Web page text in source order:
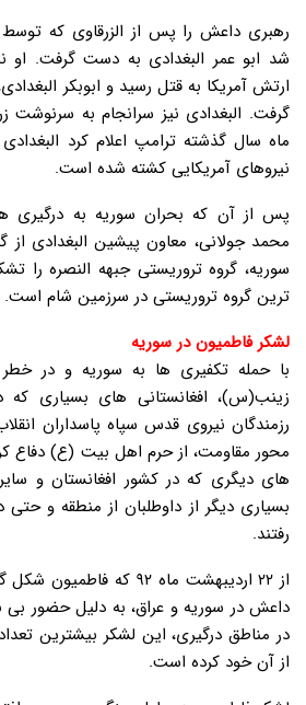
رهبری داعش را پس از الزرقاوی که توسط
ارتش آمریکا به قتل رسید و ابوبکر
گرفت. البغدادی نیز سرانجام به سرنوشت
ماه سال گذشته ترامپ اعلام کرد
نیروهای آمریکایی کشته شده است.
پس از آن که بحران سوریه به درگیری
محمد جولانی، معاون پیشین البغدادی
سوریه، گروه تروریستی جبهه النصره را
ترین گروه تروریستی در سرزمین شام است.
لشکر فاطمیون در سوریه
با حمله تکفیری ها به سوریه و در
زینب(س)، افغانستانی های بسیاری که
رزمندگان نیروی قدس سپاه پاسداران
محور مقاومت، از حرم اهل بیت (ع) دفاع
های دیگری که در کشور افغانستان و سایر
بسیاری دیگر از داوطلبان از منطقه و حتی
رفتند.
از ۲۲ اردیبهشت ماه ۹۲
داعش در سوریه و عراق، به دلیل حضور بی
در مناطق درگیری، این لشکر بیشترین
از آن خود کرده است.